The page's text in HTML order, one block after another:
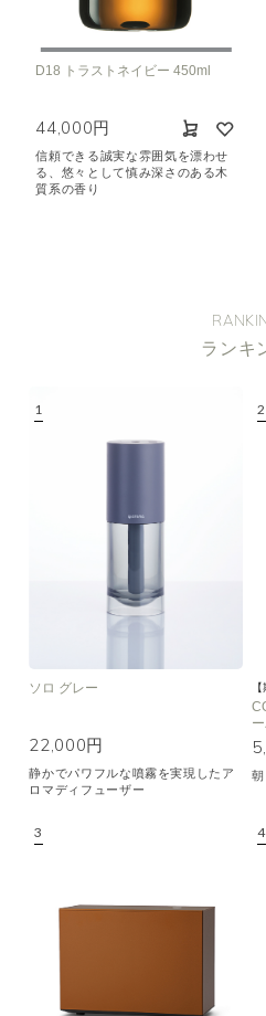
D18 トラストネイビー 450ml
44,000円
信頼できる誠実な雰囲気を漂わせ
る、悠々として慎み深さのある木
質系の香り
ランキ
ソロ グレー
22,000円
静かでパワフルな噴霧を実現したア
ロマディフューザー